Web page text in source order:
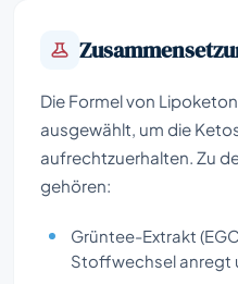
Die Formel von
ausgewählt, um die
aufrechtzuerhalten. Zu
gehören:
Grüntee-Extrakt
Stoffwechsel anregt